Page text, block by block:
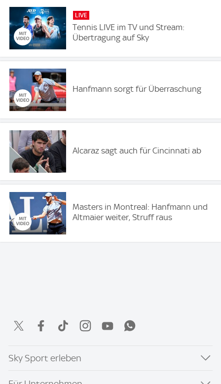
LIVE
Tennis LIVE im TV und Stream:
Übertragung auf Sky
Hanfmann sorgt für Überraschung
Alcaraz sagt auch für Cincinnati ab
Masters in Montreal: Hanfmann und
Altmaier weiter, Struff raus
Sky Sport erleben